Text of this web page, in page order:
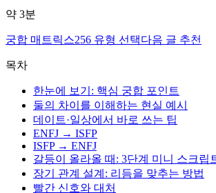
약 3분
궁합 매트릭스256 유형 선택다음 글 추천
목차
한눈에 보기: 핵심 궁합 포인트
둘의 차이를 이해하는 현실 예시
데이트·일상에서 바로 쓰는 팁
ENFJ → ISFP
ISFP → ENFJ
갈등이 올라올 때: 3단계 미니 스크립
장기 관계 설계: 리듬을 맞추는 방법
빨간 신호와 대처